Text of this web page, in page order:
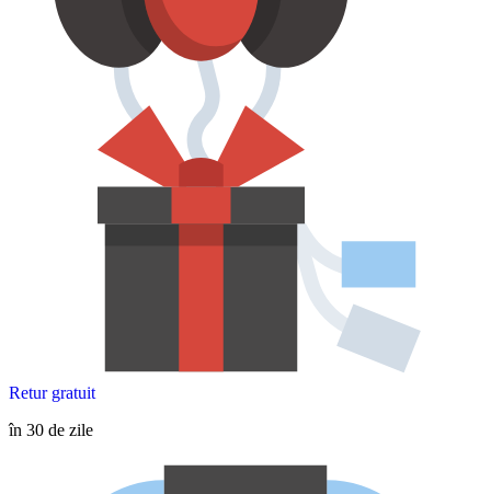
Retur gratuit
în 30 de zile